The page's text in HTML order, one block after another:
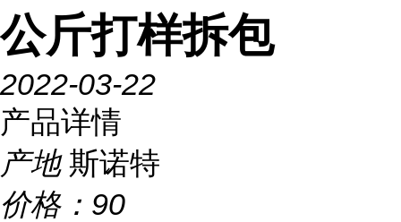
公斤打样拆包
2022-03-22
产品详情
产地 斯诺特
价格： 90